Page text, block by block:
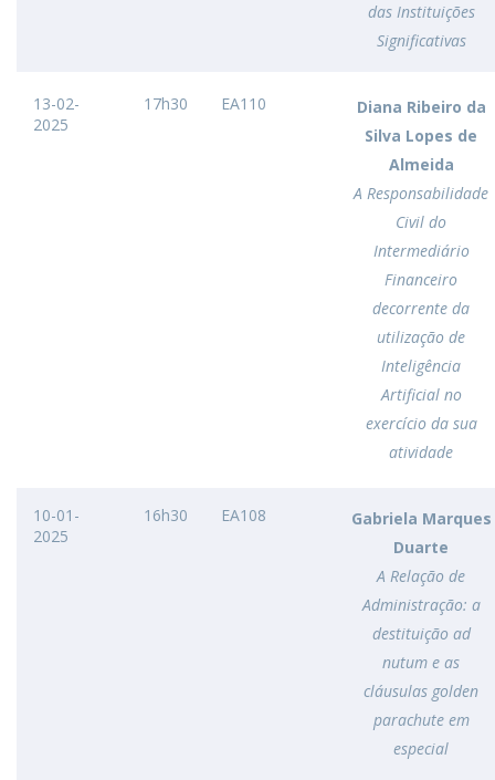
das Instituições
Significativas
13-02-
2025
17h30 EA110
Diana Ribeiro da
Silva Lopes de
Almeida
A Responsabilidade
Civil do
Intermediário
Financeiro
decorrente da
utilização de
Inteligência
Artificial no
exercício da sua
atividade
10-01-
2025
16h30 EA108
Gabriela Marques
Duarte
A Relação de
Administração: a
destituição ad
nutum e as
cláusulas golden
parachute em
especial